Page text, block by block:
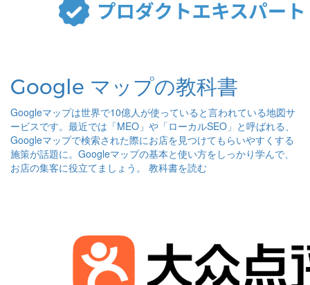
Google マップの教科書
Googleマップは世界で10億人が使っていると言われている地図サ
ービスです。最近では「MEO」や「ローカルSEO」と呼ばれる、
Googleマップで検索された際にお店を見つけてもらいやすくする
施策が話題に。Googleマップの基本と使い方をしっかり学んで、
お店の集客に役立てましょう。 教科書を読む